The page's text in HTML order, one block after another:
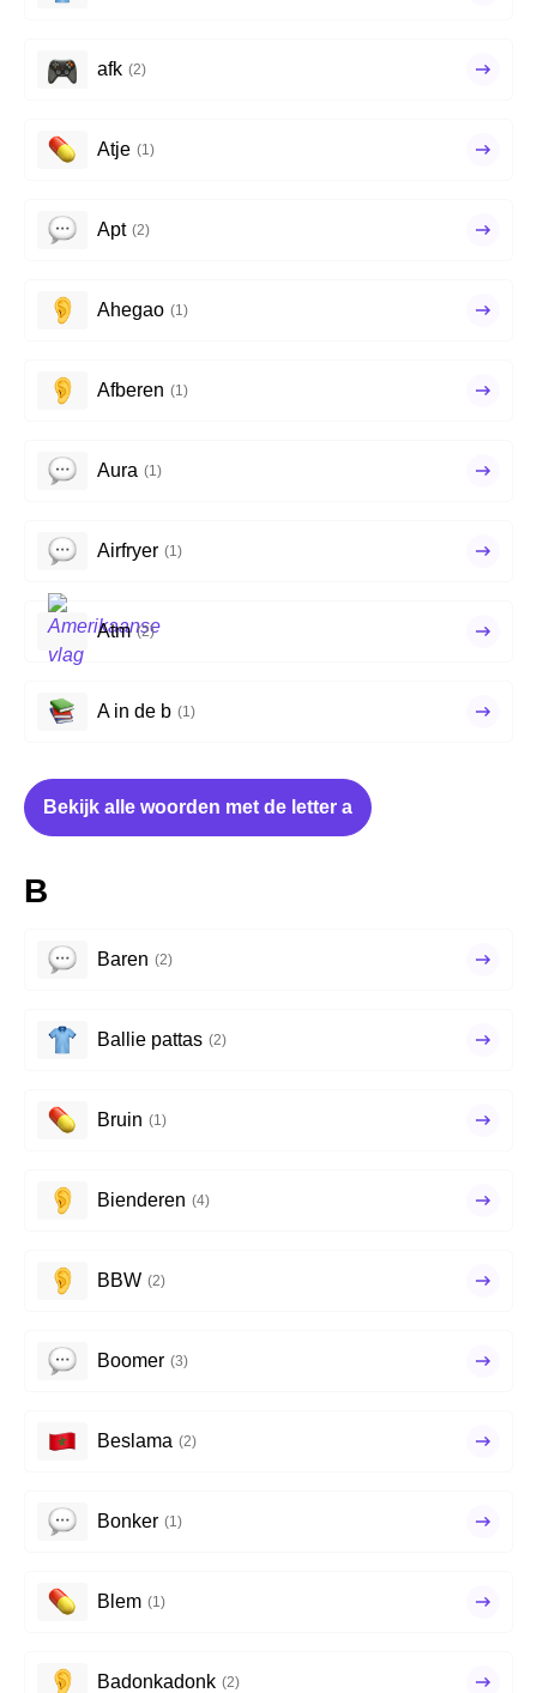
afk (2)
Atje (1)
Apt (2)
Ahegao (1)
Afberen (1)
Aura (1)
Airfryer (1)
Atm (2)
A in de b (1)
Bekijk alle woorden met de letter a
B
Baren (2)
Ballie pattas (2)
Bruin (1)
Bienderen (4)
BBW (2)
Boomer (3)
Beslama (2)
Bonker (1)
Blem (1)
Badonkadonk (2)